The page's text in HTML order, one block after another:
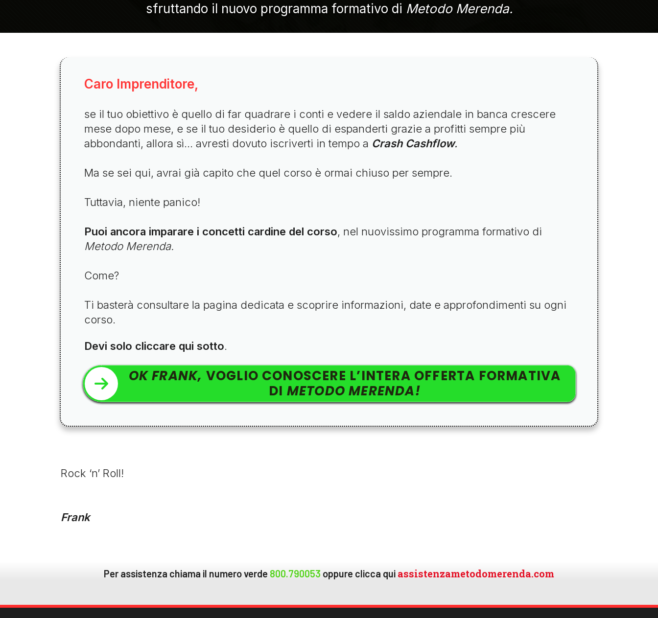
sfruttando il nuovo programma formativo di Metodo Merenda.
Caro Imprenditore,
se il tuo obiettivo è quello di far quadrare i conti e vedere il saldo aziendale in banca crescere
mese dopo mese, e se il tuo desiderio è quello di espanderti grazie a profitti sempre più
abbondanti, allora sì… avresti dovuto iscriverti in tempo a Crash Cashflow.
Ma se sei qui, avrai già capito che quel corso è ormai chiuso per sempre.
Tuttavia, niente panico!
Puoi ancora imparare i concetti cardine del corso, nel nuovissimo programma formativo di
Metodo Merenda.
Come?
Ti basterà consultare la pagina dedicata e scoprire informazioni, date e approfondimenti su ogni
corso.
Devi solo cliccare qui sotto.
OK FRANK, VOGLIO CONOSCERE L’INTERA OFFERTA FORMATIVA
DI METODO MERENDA!
Rock ‘n’ Roll!
Frank
Per assistenza chiama il numero verde 800.790053 oppure clicca qui assistenzametodomerenda.com